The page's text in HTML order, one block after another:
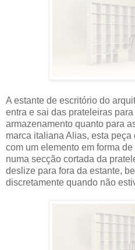
A estante de escritório do
entra e sai das prateleiras
armazenamento quanto para
marca italiana Alias, esta
com um elemento em forma
numa secção cortada da
deslize para fora da estante,
discretamente quando não